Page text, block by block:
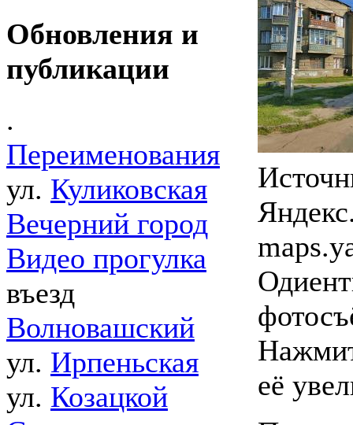
Обновления и
публикации
.
Переименования
ул. Куликовская
Вечерний город
Видео прогулка
въезд
Волновашский
ул. Ирпеньская
ул. Козацкой
её